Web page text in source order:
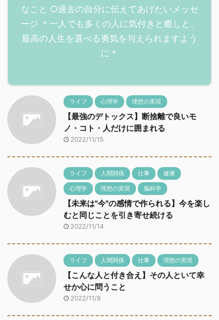
なこと ○過去の自分に伝えてあげたいメッセ
ージ ＊一人でも多くの人に気付きと癒しと、
最高の人生を選べる勇気を与えられますよう
に＊
ライフ 心理学 理想の実現
【最強のデトックス】断捨離で良いモ
ノ・コト・人だけに囲まれる
2022/11/15
ライフ 人間関係 仕事 健康
心理学 理想の実現 脳科学
【未来は"今"の感情で作られる】今を楽し
むと同じことを引き寄せ続ける
2022/11/14
ライフ 人間関係 仕事 理想の実現
【こんな人と付き合え】その人といて幸
せか心に問うこと
2022/11/8